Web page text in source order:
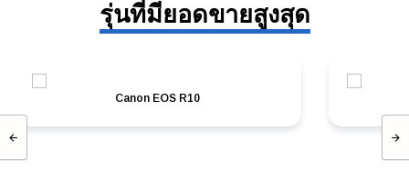
รุ่นที่มียอดขายสูงสุด
Canon EOS R10